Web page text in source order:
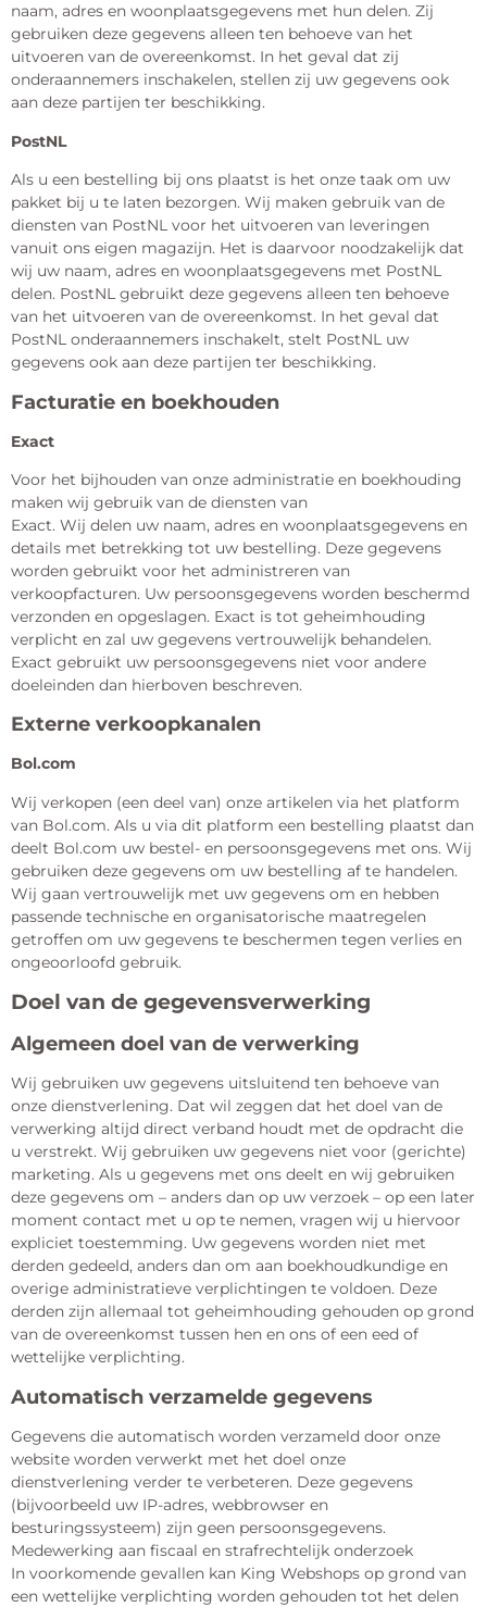
naam, adres en woonplaatsgegevens met hun delen. Zij
gebruiken deze gegevens alleen ten behoeve van het
uitvoeren van de overeenkomst. In het geval dat zij
onderaannemers inschakelen, stellen zij uw gegevens ook
aan deze partijen ter beschikking.
PostNL
Als u een bestelling bij ons plaatst is het onze taak om uw
pakket bij u te laten bezorgen. Wij maken gebruik van de
diensten van PostNL voor het uitvoeren van leveringen
vanuit ons eigen magazijn. Het is daarvoor noodzakelijk dat
wij uw naam, adres en woonplaatsgegevens met PostNL
delen. PostNL gebruikt deze gegevens alleen ten behoeve
van het uitvoeren van de overeenkomst. In het geval dat
PostNL onderaannemers inschakelt, stelt PostNL uw
gegevens ook aan deze partijen ter beschikking.
Facturatie en boekhouden
Exact
Voor het bijhouden van onze administratie en boekhouding
maken wij gebruik van de diensten van
Exact. Wij delen uw naam, adres en woonplaatsgegevens en
details met betrekking tot uw bestelling. Deze gegevens
worden gebruikt voor het administreren van
verkoopfacturen. Uw persoonsgegevens worden beschermd
verzonden en opgeslagen. Exact is tot geheimhouding
verplicht en zal uw gegevens vertrouwelijk behandelen.
Exact gebruikt uw persoonsgegevens niet voor andere
doeleinden dan hierboven beschreven.
Externe verkoopkanalen
Bol.com
Wij verkopen (een deel van) onze artikelen via het platform
van Bol.com. Als u via dit platform een bestelling plaatst dan
deelt Bol.com uw bestel- en persoonsgegevens met ons. Wij
gebruiken deze gegevens om uw bestelling af te handelen.
Wij gaan vertrouwelijk met uw gegevens om en hebben
passende technische en organisatorische maatregelen
getroffen om uw gegevens te beschermen tegen verlies en
ongeoorloofd gebruik.
Doel van de gegevensverwerking
Algemeen doel van de verwerking
Wij gebruiken uw gegevens uitsluitend ten behoeve van
onze dienstverlening. Dat wil zeggen dat het doel van de
verwerking altijd direct verband houdt met de opdracht die
u verstrekt. Wij gebruiken uw gegevens niet voor (gerichte)
marketing. Als u gegevens met ons deelt en wij gebruiken
deze gegevens om – anders dan op uw verzoek – op een later
moment contact met u op te nemen, vragen wij u hiervoor
expliciet toestemming. Uw gegevens worden niet met
derden gedeeld, anders dan om aan boekhoudkundige en
overige administratieve verplichtingen te voldoen. Deze
derden zijn allemaal tot geheimhouding gehouden op grond
van de overeenkomst tussen hen en ons of een eed of
wettelijke verplichting.
Automatisch verzamelde gegevens
Gegevens die automatisch worden verzameld door onze
website worden verwerkt met het doel onze
dienstverlening verder te verbeteren. Deze gegevens
(bijvoorbeeld uw IP-adres, webbrowser en
besturingssysteem) zijn geen persoonsgegevens.
Medewerking aan fiscaal en strafrechtelijk onderzoek
In voorkomende gevallen kan King Webshops op grond van
een wettelijke verplichting worden gehouden tot het delen